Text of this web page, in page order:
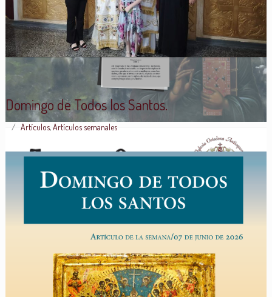
Domingo de Todos los Santos.
Artículos,Artículos semanales